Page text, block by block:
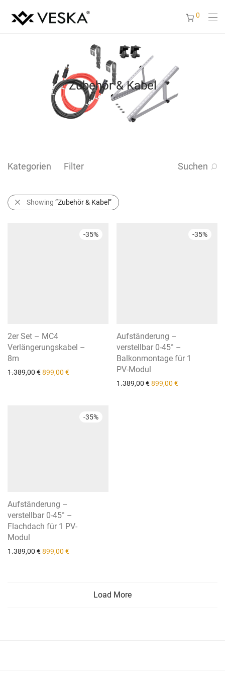
0
Zubehör & Kabel
Kategorien Filter Suchen
Showing “Zubehör & Kabel”
-35%
2er Set – MC4
Verlängerungskabel –
8m
1.389,00€Ursprünglicher Preis war: 1.389,00 €
899,00 €Aktueller Preis ist: 899,00 €.
-35%
Aufständerung –
verstellbar 0-45° –
Balkonmontage für 1
PV-Modul
1.389,00€Ursprünglicher Preis
899,00 €Aktueller Preis
-35%
Aufständerung –
verstellbar 0-45° –
Flachdach für 1 PV-
Modul
1.389,00€Ursprünglicher Preis war: 1.389,00 €
899,00 €Aktueller Preis ist: 899,00 €.
Load More